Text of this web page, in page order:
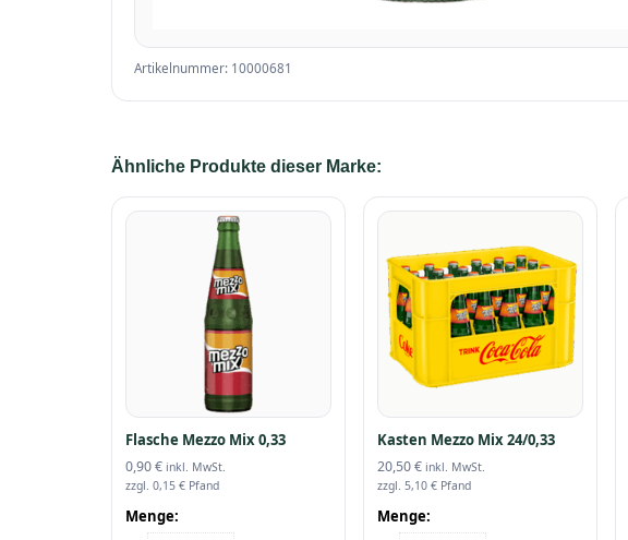
Artikelnummer: 10000681
Ähnliche Produkte dieser Marke:
Flasche Mezzo Mix 0,33
0,90€ inkl. MwSt.
zzgl. 0,15 € Pfand
Menge:
Kasten Mezzo Mix 24/0,33
20,50€ inkl. MwSt.
zzgl. 5,10€ Pfand
Menge: